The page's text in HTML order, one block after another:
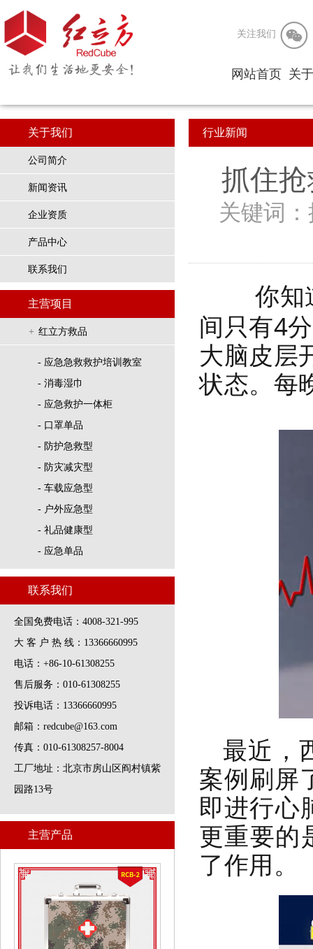

关注我们
网站首页 关
公
企
关于我们
公司简介
新闻资讯
企业资质
产品中心
联系我们
主营项目
+ 红立方救品
- 应急急救救护培训教室
- 消毒湿巾
- 应急救护一体柜
- 口罩单品
- 防护急救型
- 防灾减灾型
- 车载应急型
- 户外应急型
- 礼品健康型
- 应急单品
联系我们
全国免费电话：4008-321-995
大 客 户 热 线：13366660995
电话：+86-10-61308255
售后服务：010-61308255
投诉电话：13366660995
邮箱：redcube@163.com
传真：010-61308257-8004
工厂地址：北京市房山区阎村镇紫
园路13号
主营产品
红立方RCB-2迷彩应急箱
行业新闻
抓住
关键词
你知
间只有4
大脑皮层
状态。每
最近，
案例刷屏
即进行心
更重要的
了作用。